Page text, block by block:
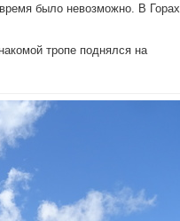
было невозможно. В Горах
тропе поднялся на